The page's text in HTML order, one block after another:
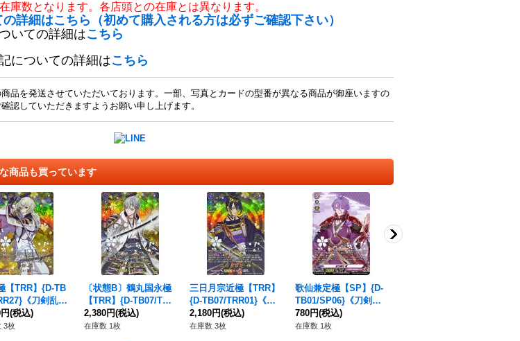
庫数となります。各店頭との在庫とは異なります。
詳細はこちら（初めて購入される方は必ずご確認下さい）
いての詳細はこちら
についての詳細はこちら
品を発送させていただいております。一部、写真とカードの型番が異なる商品が御座いますの
認していただきますようお願い申し上げます。
商品も買っています
【TRR】{D-TB
《刀剣乱
(税込)
3枚
〔状態B〕鶴丸国永極
【TRR】{D-TB07/TRR
12}《刀剣乱舞》
2,380円(税込)
在庫数 1枚
三日月宗近極【TRR】
{D-TB07/TRR01}《刀
剣乱舞》
2,180円(税込)
在庫数 3枚
歌仙兼定極【SP】{D-
TB01/SP06}《刀剣乱
舞》
780円(税込)
在庫数 1枚